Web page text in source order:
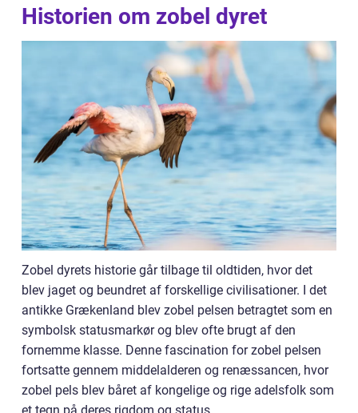
Historien om zobel dyret
Zobel dyrets historie går tilbage til oldtiden, hvor det
blev jaget og beundret af forskellige civilisationer. I det
antikke Grækenland blev zobel pelsen betragtet som en
symbolsk statusmarkør og blev ofte brugt af den
fornemme klasse. Denne fascination for zobel pelsen
fortsatte gennem middelalderen og renæssancen, hvor
zobel pels blev båret af kongelige og rige adelsfolk som